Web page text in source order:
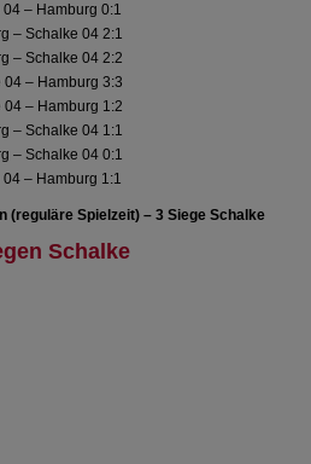
– Hamburg 0:1
– Schalke 04 2:1
– Schalke 04 2:2
– Hamburg 3:3
– Hamburg 1:2
– Schalke 04 1:1
– Schalke 04 0:1
– Hamburg 1:1
(reguläre Spielzeit) – 3 Siege Schalke
Schalke